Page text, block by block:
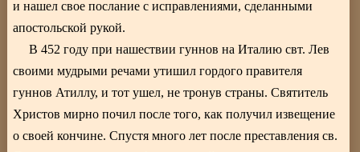
и нашел свое послание с исправлениями, сделанными
апостольской рукой.
В 452 году при нашествии гуннов на Италию свт. Лев
своими мудрыми речами утишил гордого правителя
гуннов Атиллу, и тот ушел, не тронув страны. Святитель
Христов мирно почил после того, как получил извещение
о своей кончине. Спустя много лет после преставления св.